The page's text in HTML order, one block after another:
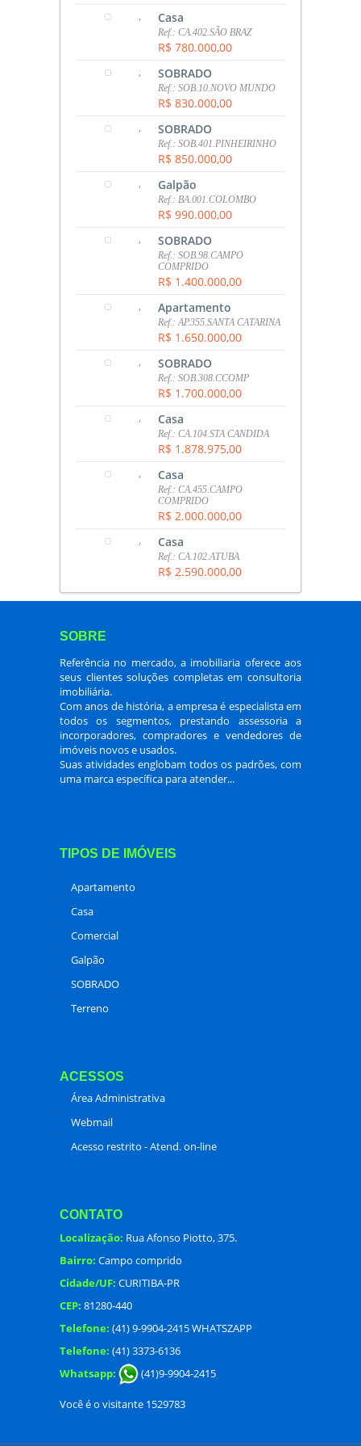
, Casa
Ref.: CA.402.SÃO BRAZ
R$ 780.000,00
, SOBRADO
Ref.: SOB.10.NOVO MUNDO
R$ 830.000,00
, SOBRADO
Ref.: SOB.401.PINHEIRINHO
R$ 850.000,00
, Galpão
Ref.: BA.001.COLOMBO
R$ 990.000,00
, SOBRADO
Ref.: SOB.98.CAMPO
COMPRIDO
R$ 1.400.000,00
, Apartamento
Ref.: AP.355.SANTA CATARINA
R$ 1.650.000,00
, SOBRADO
Ref.: SOB.308.CCOMP
R$ 1.700.000,00
, Casa
Ref.: CA.104.STA CANDIDA
R$ 1.878.975,00
, Casa
Ref.: CA.455.CAMPO
COMPRIDO
R$ 2.000.000,00
, Casa
Ref.: CA.102.ATUBA
R$ 2.590.000,00
SOBRE
Referência no mercado, a imobiliaria oferece aos
seus clientes soluções completas em consultoria
imobiliária.
Com anos de história, a empresa é especialista em
todos os segmentos, prestando assessoria a
incorporadores, compradores e vendedores de
imóveis novos e usados.
Suas atividades englobam todos os padrões, com
uma marca específica para atender...
TIPOS DE IMÓVEIS
Apartamento
Casa
Comercial
Galpão
SOBRADO
Terreno
ACESSOS
Área Administrativa
Webmail
Acesso restrito - Atend. on-line
CONTATO
Localização: Rua Afonso Piotto, 375.
Bairro: Campo comprido
Cidade/UF: CURITIBA-PR
CEP: 81280-440
Telefone: (41) 9-9904-2415 WHATSZAPP
Telefone: (41) 3373-6136
Whatsapp:
(41)9-9904-2415
Você é o visitante 1529783